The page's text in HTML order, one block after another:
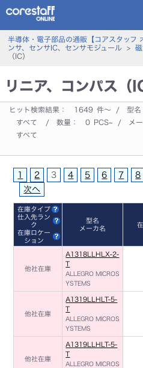
半導体・電子部品の通販【コアスタッフ
ンサ、センサIC、センサモジュール>
（IC）
リニア、コンパス
ヒット検索結果： 1649 件～ / 型名
すべて
/ 数量： 0 PCS~ / メー
すべて
1 2 3 4 5 6 7 8
次へ
在庫タイプ
仕入先ラン
ク
在庫ロケー
ション
型名
メーカ名
他社在庫
A1318LLHLX-2-
T
ALLEGRO MICROS
YSTEMS
他社在庫
A1319LLHLT-5-
T
ALLEGRO MICROS
YSTEMS
他社在庫
A1319LLHLT-5-
T
ALLEGRO MICROS